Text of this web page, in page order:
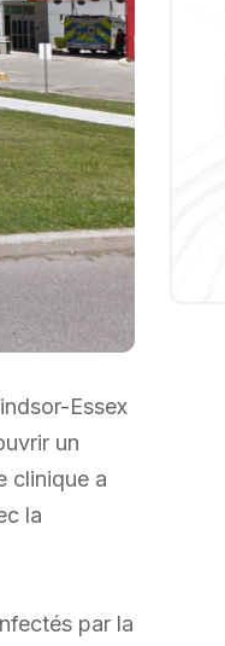
Essex
un
clinique a
la
par la